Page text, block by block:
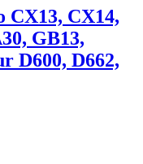
CX13, CX14,
GB13,
D600, D662,